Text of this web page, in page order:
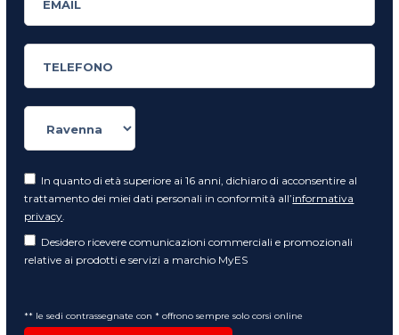
In quanto di età superiore ai 16 anni, dichiaro di acconsentire al
trattamento dei miei dati personali in conformità all’informativa
privacy.
Desidero ricevere comunicazioni commerciali e promozionali
relative ai prodotti e servizi a marchio MyES
** le sedi contrassegnate con * offrono sempre solo corsi online